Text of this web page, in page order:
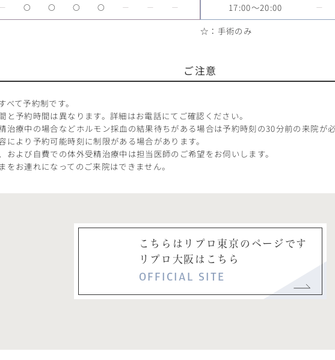
ー 〇 〇 〇 〇 ー ー ー 17:00～20:00 ー
☆：手術のみ
ご注意
て予約制です。
と予約時間は異なります。詳細はお電話にてご確認ください。
治療中の場合などホルモン採血の結果待ちがある場合は予約時刻の30分前の来院が必
により予約可能時刻に制限がある場合があります。
および自費での体外受精治療中は担当医師のご希望をお伺いします。
をお連れになってのご来院はできません。
こちらはリプロ東京のページです
リプロ大阪はこちら
OFFICIAL SITE